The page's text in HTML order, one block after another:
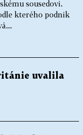
sousedovi.
kterého podnik
uvalila